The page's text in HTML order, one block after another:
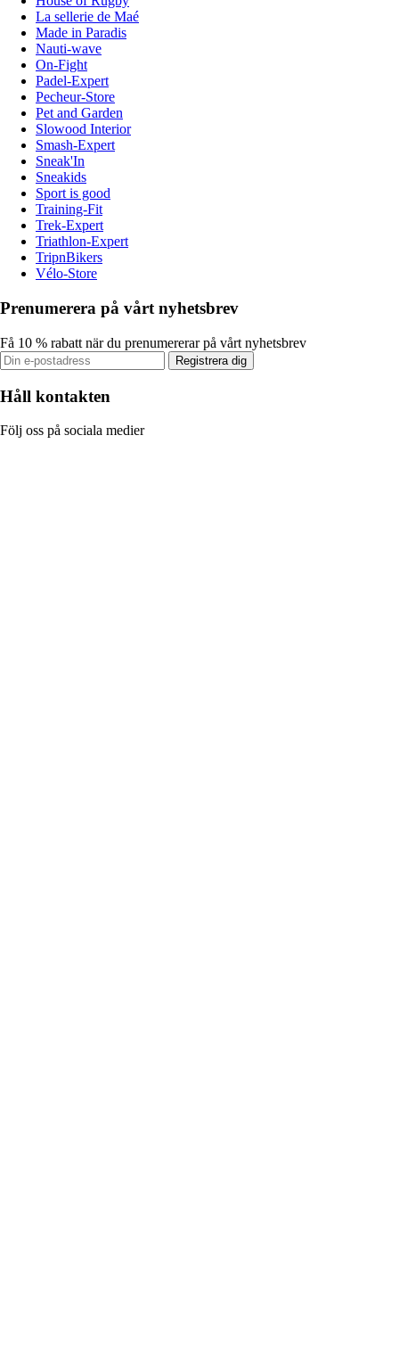
La sellerie de Maé
Made in Paradis
Nauti-wave
On-Fight
Padel-Expert
Pecheur-Store
Pet and Garden
Slowood Interior
Smash-Expert
Sneak'In
Sneakids
Sport is good
Training-Fit
Trek-Expert
Triathlon-Expert
TripnBikers
Vélo-Store
Prenumerera på vårt nyhetsbrev
Få 10 % rabatt när du prenumererar på vårt nyhetsbrev
Registrera dig
Håll kontakten
Följ oss på sociala medier